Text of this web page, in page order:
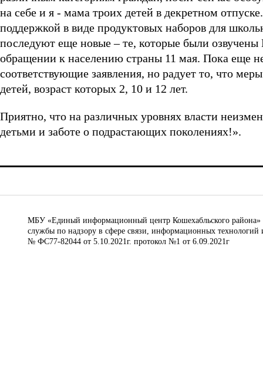
на себе и я - мама троих детей в декретном
поддержкой в виде продуктовых наборов для
последуют еще новые – те, которые были
обращении к населению страны 11 мая. Пока еще
соответствующие заявления, но радует то, что
детей, возраст которых 2, 10 и 12 лет.
Приятно, что на различных уровнях власти
детьми и заботе о подрастающих поколениях!».
МБУ «Единый информационный центр Кошехабльского района»
службы по надзору в сфере связи, информационных
№ ФС77-82044 от 5.10.2021г. протокол №1 от 6.09.2021г